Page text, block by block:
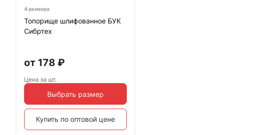
4 размера
Топорище шлифованное БУК
Сибртех
от 178 ₽
Цена за шт.
Выбрать размер
Купить по оптовой цене